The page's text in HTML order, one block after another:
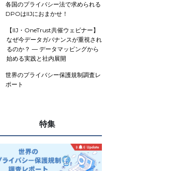
各国のプライバシー法で求められる
DPOはIIJにおまかせ！
【IIJ・OneTrust共催ウェビナー】
なぜ今データガバナンスが重視され
るのか？ ― データマッピングから
始める実践と社内展開
世界のプライバシー保護規制調査レ
ポート
特集